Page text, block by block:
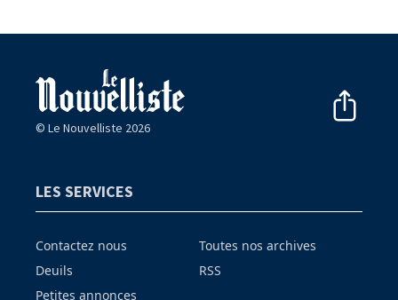
© Le Nouvelliste 2026
LES SERVICES
Contactez nous
Deuils
Petites annonces
Toutes nos archives
RSS